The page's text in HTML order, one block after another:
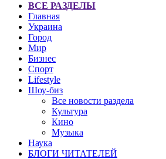
ВСЕ РАЗДЕЛЫ
Главная
Украина
Город
Мир
Бизнес
Спорт
Lifestyle
Шоу-биз
Все новости раздела
Культура
Кино
Музыка
Наука
БЛОГИ ЧИТАТЕЛЕЙ